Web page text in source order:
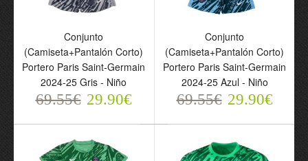
Conjunto
(Camiseta+Pantalón Corto)
Portero Paris Saint-Germain
2024-25 Gris - Niño
69.55€ 29.90€
Conjunto
(Camiseta+Pantalón Corto)
Portero Paris Saint-Germain
2024-25 Azul - Niño
69.55€ 29.90€